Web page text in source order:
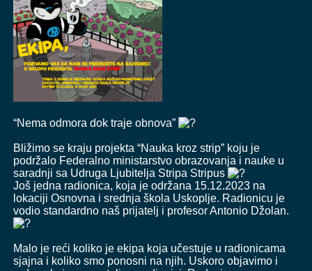
“Nema odmora dok traje obnova”
Bližimo se kraju projekta “Nauka kroz strip” koju je
podržalo Federalno ministarstvo obrazovanja i nauke u
saradnji sa Udruga Ljubitelja Stripa Stripus
Još jedna radionica, koja je održana 15.12.2023 na
lokaciji Osnovna i srednja škola Uskoplje. Radionicu je
vodio standardno naš prijatelj i profesor Antonio Džolan.
Malo je reći koliko je ekipa koja učestuje u radionicama
sjajna i koliko smo ponosni na njih. Uskoro objavimo i